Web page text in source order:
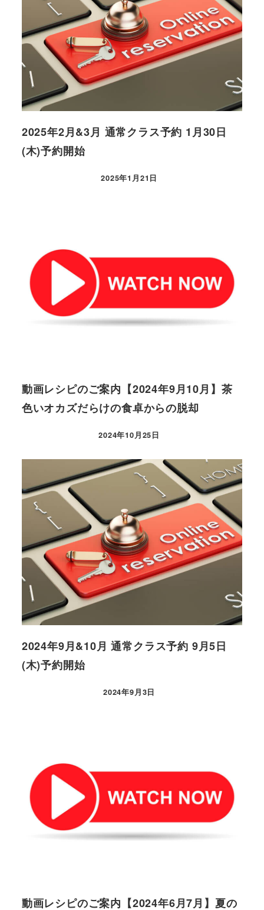
2025年2月&3月 通常クラス予約 1月30日
(木)予約開始
2025年1月21日
動画レシピのご案内【2024年9月10月】茶
色いオカズだらけの食卓からの脱却
2024年10月25日
2024年9月&10月 通常クラス予約 9月5日
(木)予約開始
2024年9月3日
動画レシピのご案内【2024年6月7月】夏の